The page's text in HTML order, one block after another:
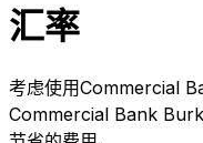
汇率
考虑使用Commercial
Commercial Bank